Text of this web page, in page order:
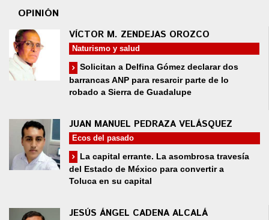
OPINIÓN
VÍCTOR M. ZENDEJAS OROZCO
Naturismo y salud
Solicitan a Delfina Gómez declarar dos
barrancas ANP para resarcir parte de lo
robado a Sierra de Guadalupe
JUAN MANUEL PEDRAZA VELÁSQUEZ
Ecos del pasado
La capital errante. La asombrosa travesía
del Estado de México para convertir a
Toluca en su capital
JESÚS ÁNGEL CADENA ALCALÁ